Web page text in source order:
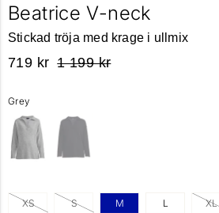
Beatrice V-neck
Stickad tröja med krage i ullmix
719 kr 1 199 kr
Grey
XS S M L XL